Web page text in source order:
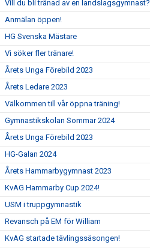
Vill du bli tränad av en landslagsgymnast?
Anmälan öppen!
HG Svenska Mästare
Vi söker fler tränare!
Årets Unga Förebild 2023
Årets Ledare 2023
Välkommen till vår öppna träning!
Gymnastikskolan Sommar 2024
Årets Unga Förebild 2023
HG-Galan 2024
Årets Hammarbygymnast 2023
KvAG Hammarby Cup 2024!
USM i truppgymnastik
Revansch på EM för William
KvAG startade tävlingssäsongen!